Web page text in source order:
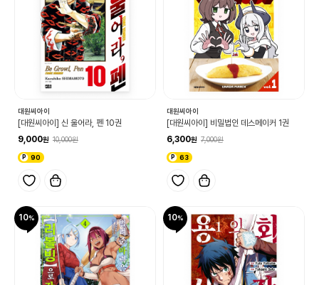
대원씨아이
[대원씨아이] 신 울어라, 펜 10권
9,000
10,000
90
대원씨아이
[대원씨아이] 비밀법인 데스메이커 1권
6,300
7,000
63
10 10